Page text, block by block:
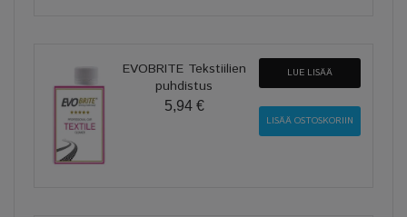
EVOBRITE Tekstiilien
puhdistus
5,94 €
LUE LISÄÄ